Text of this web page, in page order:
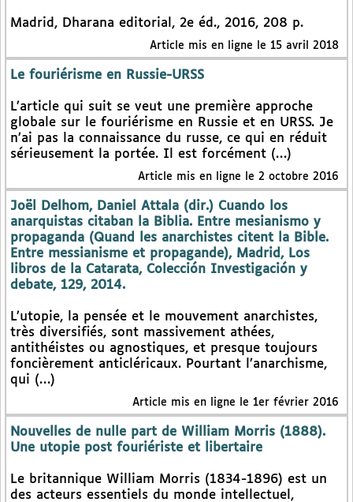
Madrid, Dharana editorial, 2e éd., 2016, 208 p.
Article mis en ligne le 15 avril 2018
Le fouriérisme en Russie-URSS
L’article qui suit se veut une première approche
globale sur le fouriérisme en Russie et en URSS. Je
n’ai pas la connaissance du russe, ce qui en réduit
sérieusement la portée. Il est forcément (…)
Article mis en ligne le 2 octobre 2016
Joël Delhom, Daniel Attala (dir.) Cuando los
anarquistas citaban la Biblia. Entre mesianismo y
propaganda (Quand les anarchistes citent la Bible.
Entre messianisme et propagande), Madrid, Los
libros de la Catarata, Colección Investigación y
debate, 129, 2014.
L’utopie, la pensée et le mouvement anarchistes,
très diversifiés, sont massivement athées,
antithéistes ou agnostiques, et presque toujours
foncièrement anticléricaux. Pourtant l’anarchisme,
qui (…)
Article mis en ligne le 1er février 2016
Nouvelles de nulle part de William Morris (1888).
Une utopie post fouriériste et libertaire
Le britannique William Morris (1834-1896) est un
des acteurs essentiels du monde intellectuel,